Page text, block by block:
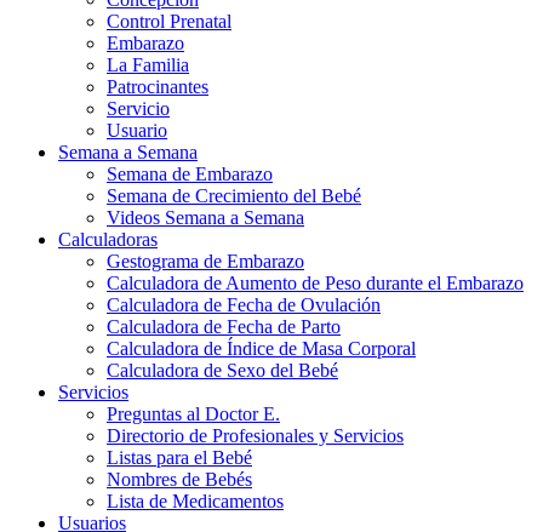
Control Prenatal
Embarazo
La Familia
Patrocinantes
Servicio
Usuario
Semana a Semana
Semana de Embarazo
Semana de Crecimiento del Bebé
Videos Semana a Semana
Calculadoras
Gestograma de Embarazo
Calculadora de Aumento de Peso durante el Embarazo
Calculadora de Fecha de Ovulación
Calculadora de Fecha de Parto
Calculadora de Índice de Masa Corporal
Calculadora de Sexo del Bebé
Servicios
Preguntas al Doctor E.
Directorio de Profesionales y Servicios
Listas para el Bebé
Nombres de Bebés
Lista de Medicamentos
Usuarios